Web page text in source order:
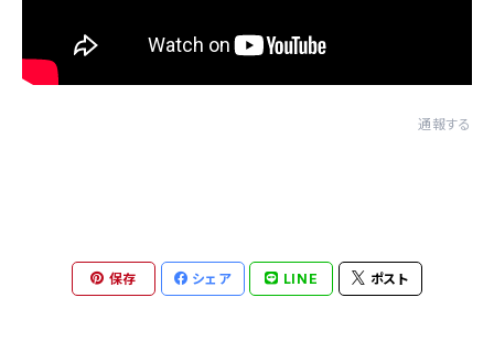
通報する
保存 シェア LINE ポスト